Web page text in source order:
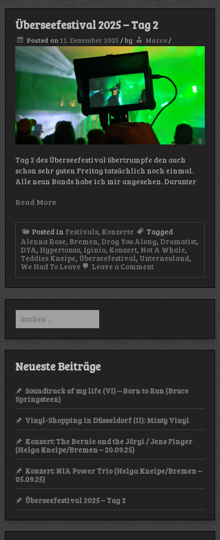
Überseefestival 2025 – Tag 2
Posted on 11. Dezember 2025 /by Marco/
Tag 2 des Überseefestival übertrumpfe den auch
schon sehr guten Freitag tatsächlich noch einmal.
Alle neun Bands habe ich mir angesehen. Darunter
Read More
Posted in Festivals, Konzerte
Tagged
Alenna Rose, Bremen, Drag You Along, Dramatist,
DYA, Hypertonus, Iginio, Konzert, Not A Whale,
Teddies Kneipe, Überseefestival, Unterneuland,
We Had To Leave
Leave a Commenton
–
Tag
Suchen
nach:
Neueste Beiträge
Soundtrack of my life (VI) – Born to Run (Bruce
Springsteen)
Vinyl-Shopping in Düsseldorf (II): Minty Vinyl
Konzert: The Bernie and the Jörgi / Jens Finger
(Helga Kneipe/Bremen – 20.09.25)
Konzert: NIA Power Trio (Helga Kneipe/Bremen –
05.09.25)
Überseefestival 2025 – Tag 2